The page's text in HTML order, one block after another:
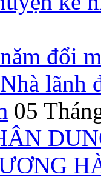
đổi
lãnh
05